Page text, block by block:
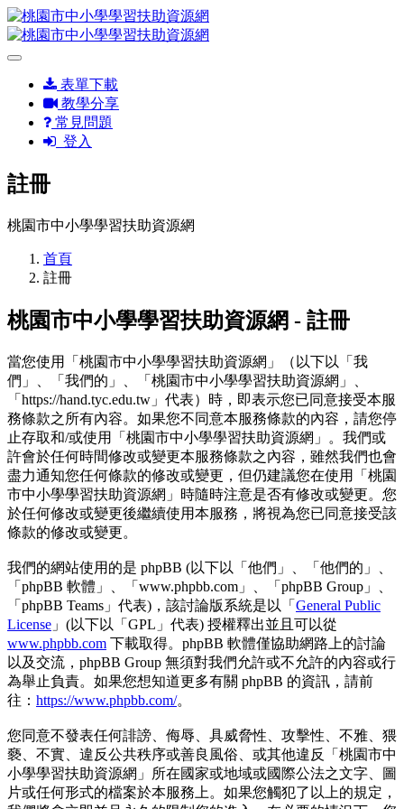
表單下載
教學分享
常見問題
登入
註冊
桃園市中小學學習扶助資源網
首頁
註冊
桃園市中小學學習扶助資源網 - 註冊
當您使用「桃園市中小學學習扶助資源網」（以下以「我
們」、「我們的」、「桃園市中小學學習扶助資源網」、
「https://hand.tyc.edu.tw」代表）時，即表示您已同意接受本服
務條款之所有內容。如果您不同意本服務條款的內容，請您停
止存取和/或使用「桃園市中小學學習扶助資源網」。我們或
許會於任何時間修改或變更本服務條款之內容，雖然我們也會
盡力通知您任何條款的修改或變更，但仍建議您在使用「桃園
市中小學學習扶助資源網」時隨時注意是否有修改或變更。您
於任何修改或變更後繼續使用本服務，將視為您已同意接受該
條款的修改或變更。
我們的網站使用的是 phpBB (以下以「他們」、「他們的」、
「phpBB 軟體」、「www.phpbb.com」、「phpBB Group」、
「phpBB Teams」代表)，該討論版系統是以「 General Public
License 」(以下以「GPL」代表) 授權釋出並且可以從
www.phpbb.com 下載取得。phpBB 軟體僅協助網路上的討論
以及交流，phpBB Group 無須對我們允許或不允許的內容或行
為舉止負責。如果您想知道更多有關 phpBB 的資訊，請前
往： https://www.phpbb.com/。
您同意不發表任何誹謗、侮辱、具威脅性、攻擊性、不雅、猥
褻、不實、違反公共秩序或善良風俗、或其他違反「桃園市中
小學學習扶助資源網」所在國家或地域或國際公法之文字、圖
片或任何形式的檔案於本服務上。如果您觸犯了以上的規定，